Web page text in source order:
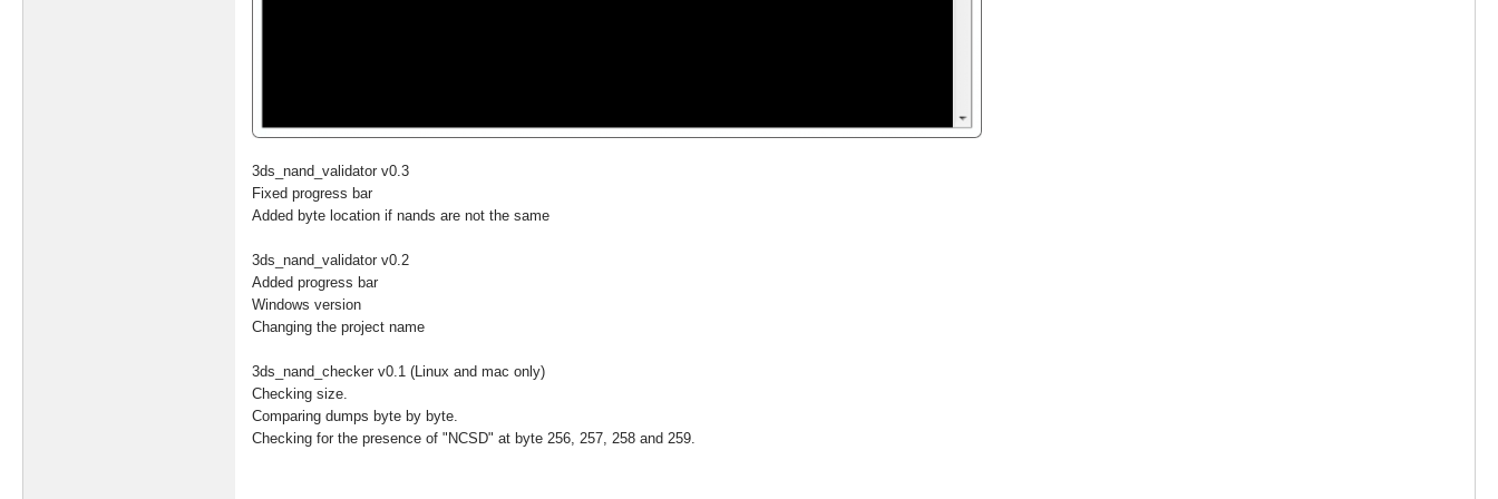
3ds_nand_validator v0.3
Fixed progress bar
Added byte location if nands are not the same
3ds_nand_validator v0.2
Added progress bar
Windows version
Changing the project name
3ds_nand_checker v0.1 (Linux and mac only)
Checking size.
Comparing dumps byte by byte.
Checking for the presence of "NCSD" at byte 256, 257, 258 and 259.